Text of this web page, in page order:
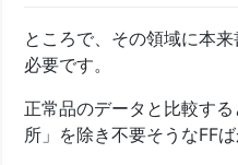
ところで、その領域に本
必要です。
正常品のデータと比較す
所」を除き不要そうなFFば